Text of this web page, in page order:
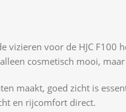
voor de HJC
cosmetisch mooi,
maakt, goed zicht is
en rijcomfort direct.